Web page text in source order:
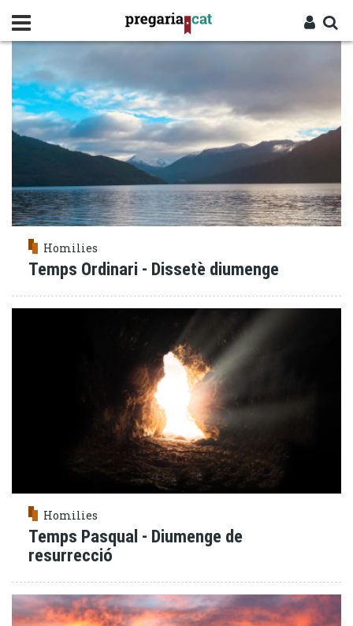
contingut
ALEGRIA
Homilies
Temps Ordinari - Dissetè diumenge
Homilies
Temps Pasqual - Diumenge de
resurrecció